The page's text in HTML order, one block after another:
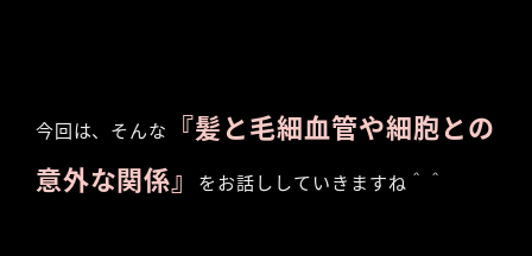
今回は、そんな
『髪と毛細血管や細胞との
意外な関係』
をお話ししていきますね＾＾